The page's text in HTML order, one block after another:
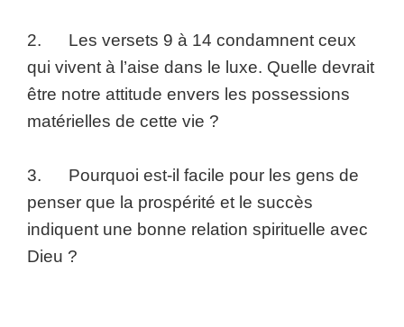
2. Les versets 9 à 14 condamnent ceux
qui vivent à l’aise dans le luxe. Quelle devrait
être notre attitude envers les possessions
matérielles de cette vie ?
3. Pourquoi est-il facile pour les gens de
penser que la prospérité et le succès
indiquent une bonne relation spirituelle avec
Dieu ?